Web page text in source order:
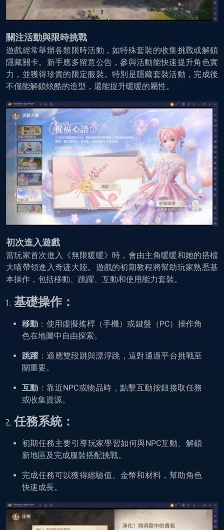
關注活動與限時挑戰
遊戲經常舉辦各類限時活動，如特殊套裝的收集挑戰或解鎖
隱藏關卡。新手應多留意公告，參與活動能快速提升角色實
力，並獲得珍貴的限定服裝。特別是隱藏套裝活動，完成後
不僅能解鎖炫酷的造型，還能提升暖暖的屬性。
初次進入遊戲
當玩家首次進入《無限暖暖》時，會由主角暖暖和她的搭檔
大喵帶領進入奇迹大陸。遊戲的初期教程將幫助玩家熟悉基
本操作，包括移動、跳躍、互動和使用能力套裝。
基礎操作：
移動 ：使用虛擬搖桿（手機）或鍵盤（PC）操作角
色在地圖中自由探索。
跳躍 ：適應雙段跳與漂浮跳，這對通過平台挑戰至
關重要。
互動 ：靠近NPC或物品時，點擊互動按鈕接取任務
或收集資源。
任務系統：
初期任務主要引導玩家學習如何與NPC互動、解鎖
新地區及完成服裝搭配挑戰。
完成任務可以獲得經驗值、金幣和材料，幫助角色
快速成長。